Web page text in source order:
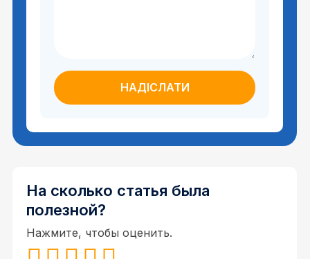
На сколько статья была
полезной?
Нажмите, чтобы оценить.